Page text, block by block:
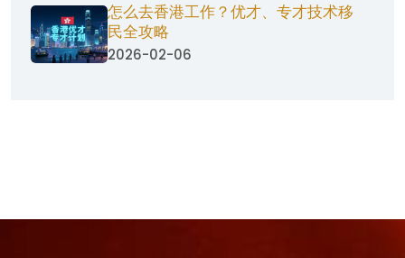
怎么去香港工作？优才、专才技术移
民全攻略
2026-02-06